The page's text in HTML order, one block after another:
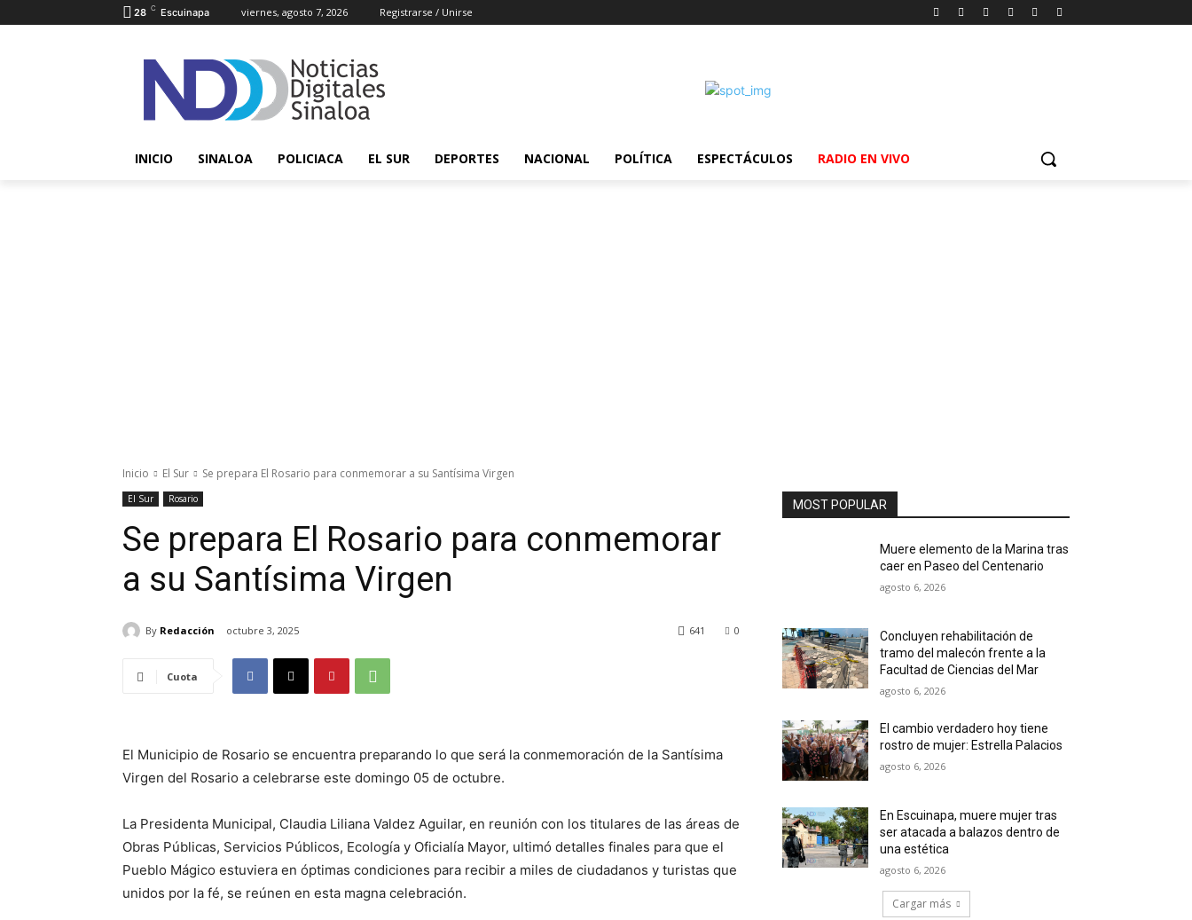
28 C Escuinapa viernes, agosto 7, 2026 Registrarse / Unirse
INICIO SINALOA POLICIACA EL SUR DEPORTES NACIONAL POLÍTICA ESPECTÁCULOS RADIO EN VIVO
Inicio El Sur Se prepara El Rosario para conmemorar a su Santísima Virgen
El Sur Rosario
Se prepara El Rosario para conmemorar
a su Santísima Virgen
By Redacción octubre 3, 2025 0
641
Cuota
El Municipio de Rosario se encuentra preparando lo que será la conmemoración de la Santísima
Virgen del Rosario a celebrarse este domingo 05 de octubre.
La Presidenta Municipal, Claudia Liliana Valdez Aguilar, en reunión con los titulares de las áreas de
Obras Públicas, Servicios Públicos, Ecología y Oficialía Mayor, ultimó detalles finales para que el
Pueblo Mágico estuviera en óptimas condiciones para recibir a miles de ciudadanos y turistas que
unidos por la fé, se reúnen en esta magna celebración.
MOST POPULAR
Muere elemento de la Marina tras
caer en Paseo del Centenario
agosto 6, 2026
Concluyen rehabilitación de
tramo del malecón frente a la
Facultad de Ciencias del Mar
agosto 6, 2026
El cambio verdadero hoy tiene
rostro de mujer: Estrella Palacios
agosto 6, 2026
En Escuinapa, muere mujer tras
ser atacada a balazos dentro de
una estética
agosto 6, 2026
Cargar más